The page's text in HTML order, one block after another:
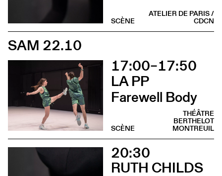
ATELIER DE PARIS /
CDCN
SCÈNE
SAM 22.10
17:00–17:50
LA PP
Farewell Body
THÉÂTRE
BERTHELOT
MONTREUIL
SCÈNE
20:30
RUTH CHILDS